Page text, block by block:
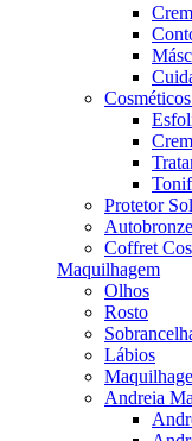
Protetor
Coffret
Maquilhagem
Olhos
Rosto
Lábios
Andreia